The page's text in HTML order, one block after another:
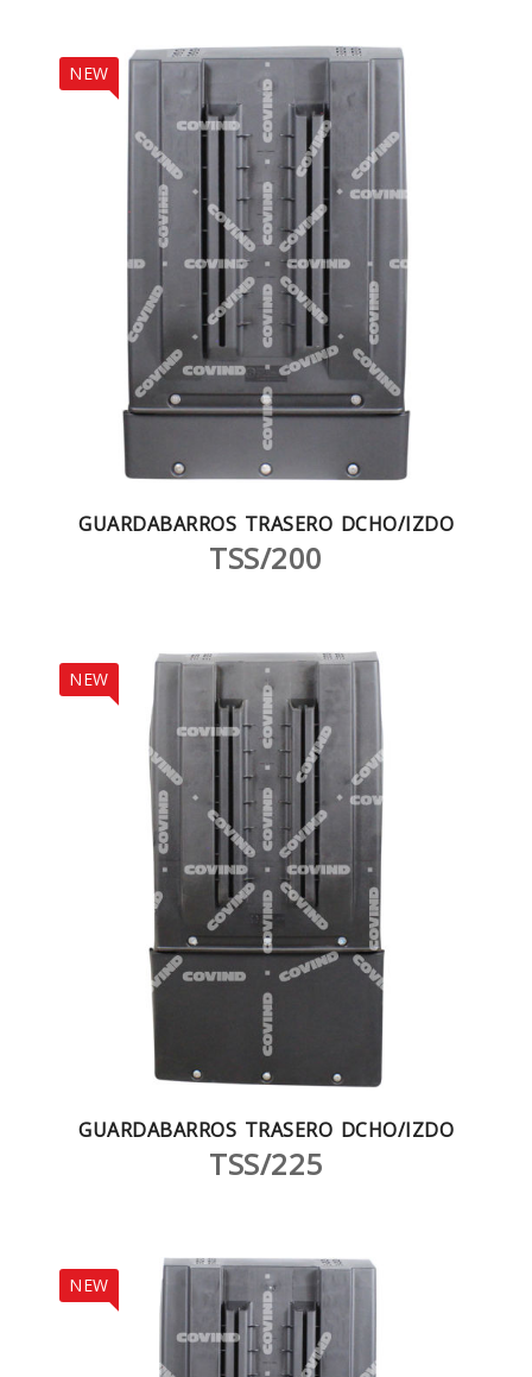
NEW
GUARDABARROS TRASERO DCHO/IZDO
TSS/200
NEW
GUARDABARROS TRASERO DCHO/IZDO
TSS/225
NEW